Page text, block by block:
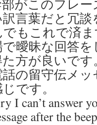
がこのフレ
言葉だと冗
もこれで済
曖昧な回答
方が良いです
の留守伝メ
です。
I can’t answer
after the